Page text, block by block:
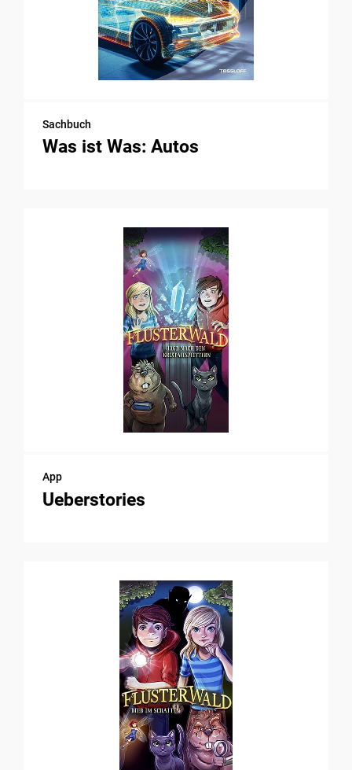
Sachbuch
Was ist Was: Autos
App
Ueberstories